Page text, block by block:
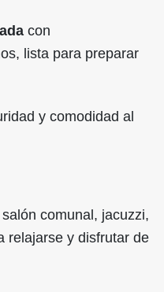
con
lista para preparar
y comodidad al
comunal, jacuzzi,
relajarse y disfrutar de